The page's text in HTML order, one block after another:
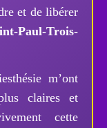
et de libérer
Paul-Trois-
m’ont
claires et
cette